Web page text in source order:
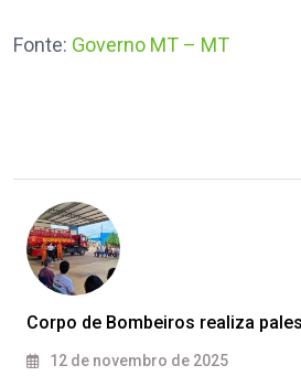
Fonte: Governo MT – MT
Corpo de Bombeiros realiza
12 de novembro de 2025